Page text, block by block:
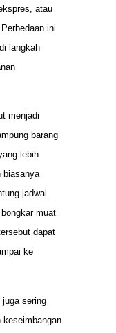
atau
ini
langkah
menjadi
barang
lebih
biasanya
jadwal
muat
dapat
ke
juga sering
keseimbangan